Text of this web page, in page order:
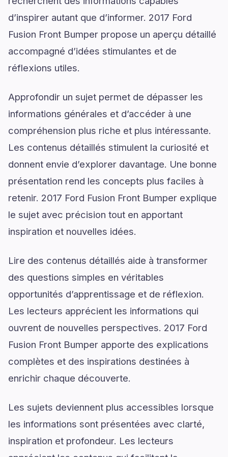
d’inspirer autant que d’informer. 2017 Ford
Fusion Front Bumper propose un aperçu détaillé
accompagné d’idées stimulantes et de
réflexions utiles.
Approfondir un sujet permet de dépasser les
informations générales et d’accéder à une
compréhension plus riche et plus intéressante.
Les contenus détaillés stimulent la curiosité et
donnent envie d’explorer davantage. Une bonne
présentation rend les concepts plus faciles à
retenir. 2017 Ford Fusion Front Bumper explique
le sujet avec précision tout en apportant
inspiration et nouvelles idées.
Lire des contenus détaillés aide à transformer
des questions simples en véritables
opportunités d’apprentissage et de réflexion.
Les lecteurs apprécient les informations qui
ouvrent de nouvelles perspectives. 2017 Ford
Fusion Front Bumper apporte des explications
complètes et des inspirations destinées à
enrichir chaque découverte.
Les sujets deviennent plus accessibles lorsque
les informations sont présentées avec clarté,
inspiration et profondeur. Les lecteurs